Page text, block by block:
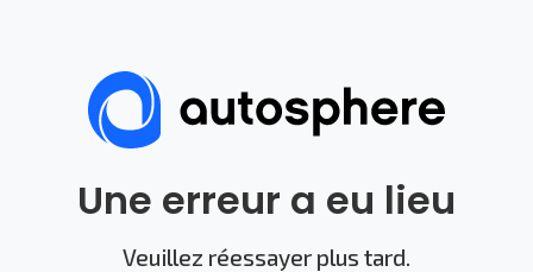
Une erreur a eu lieu
Veuillez réessayer plus tard.